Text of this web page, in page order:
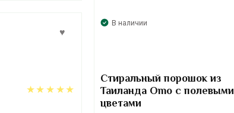
В наличии
Стиральный порошок из
Таиланда Omo с полевыми
цветами